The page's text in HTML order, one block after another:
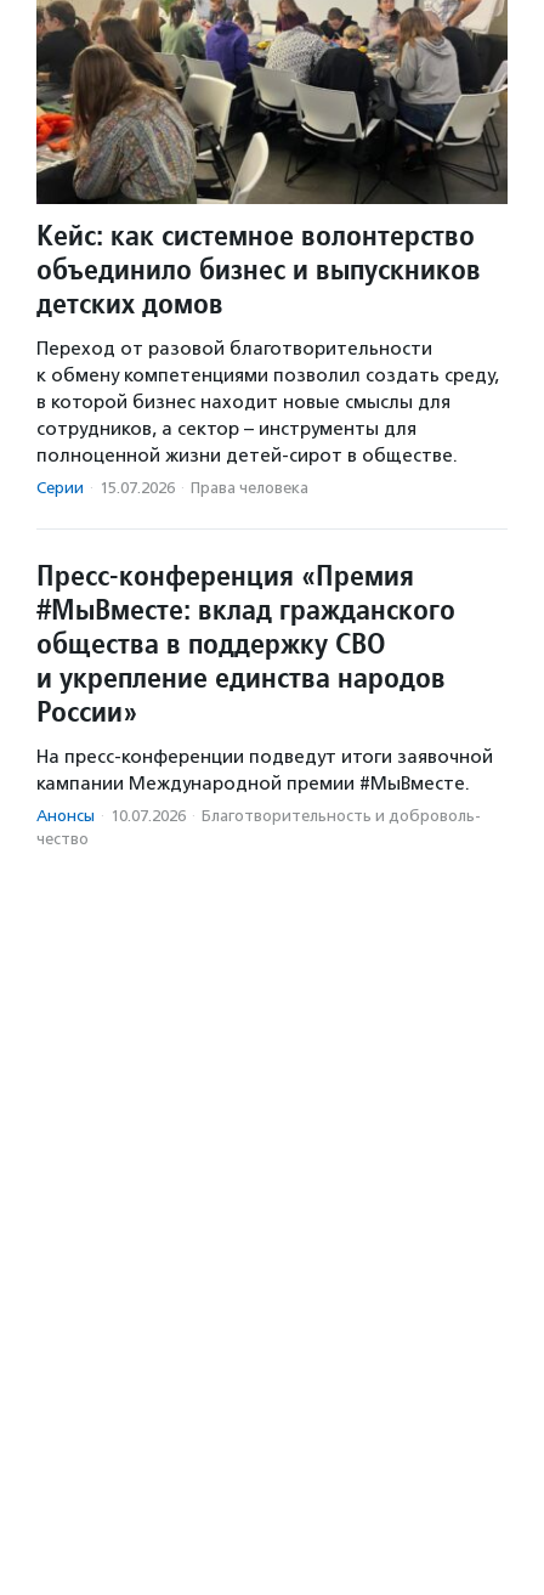
Кейс: как системное волонтерство
объединило бизнес и выпускников
детских домов
Переход от разовой благотворительности
к обмену компетенциями позволил создать среду,
в которой бизнес находит новые смыслы для
сотрудников, а сектор – инструменты для
полноценной жизни детей-сирот в обществе.
Серии · 15.07.2026 · Права человека
Пресс-конференция «Премия
#МыВместе: вклад гражданского
общества в поддержку СВО
и укрепление единства народов
России»
На пресс-конференции подведут итоги заявочной
кампании Международной премии #МыВместе.
Анонсы · 10.07.2026 · Благотвори­тель­ность и доброволь­
чест­во